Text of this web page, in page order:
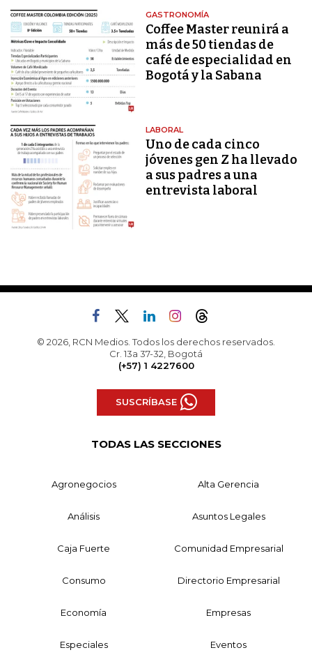
GASTRONOMÍA
Coffee Master reunirá a
más de 50 tiendas de
café de especialidad en
Bogotá y la Sabana
LABORAL
Uno de cada cinco
jóvenes gen Z ha llevado
a sus padres a una
entrevista laboral
© 2026, RCN Medios. Todos los derechos reservados.
Cr. 13a 37-32, Bogotá
(+57) 1 4227600
SUSCRÍBASE
TODAS LAS SECCIONES
Agronegocios Alta Gerencia
Análisis Asuntos Legales
Caja Fuerte Comunidad Empresarial
Consumo Directorio Empresarial
Economía Empresas
Especiales Eventos